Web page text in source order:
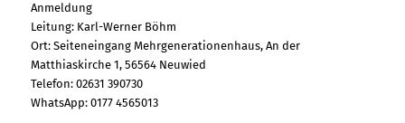
Anmeldung
Leitung: Karl-Werner Böhm
Ort: Seiteneingang Mehrgenerationenhaus, An der
Matthiaskirche 1, 56564 Neuwied
Telefon: 02631 390730
WhatsApp: 0177 4565013